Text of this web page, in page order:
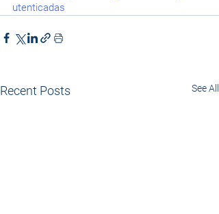
utenticadas
Recent Posts See All